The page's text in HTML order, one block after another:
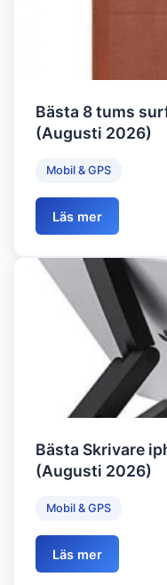
Bästa 8 tums
(Augusti 2026)
Mobil & GPS
Läs mer
Bästa Skrivare
(Augusti 2026)
Mobil & GPS
Läs mer